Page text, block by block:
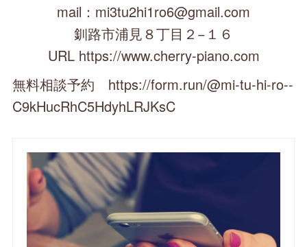
mail：mi3tu2hi1ro6@gmail.com
釧路市浦見８丁目２−１６
URL https://www.cherry-piano.com
無料相談予約 https://form.run/@mi-tu-hi-ro--
C9kHucRhC5HdyhLRJKsC